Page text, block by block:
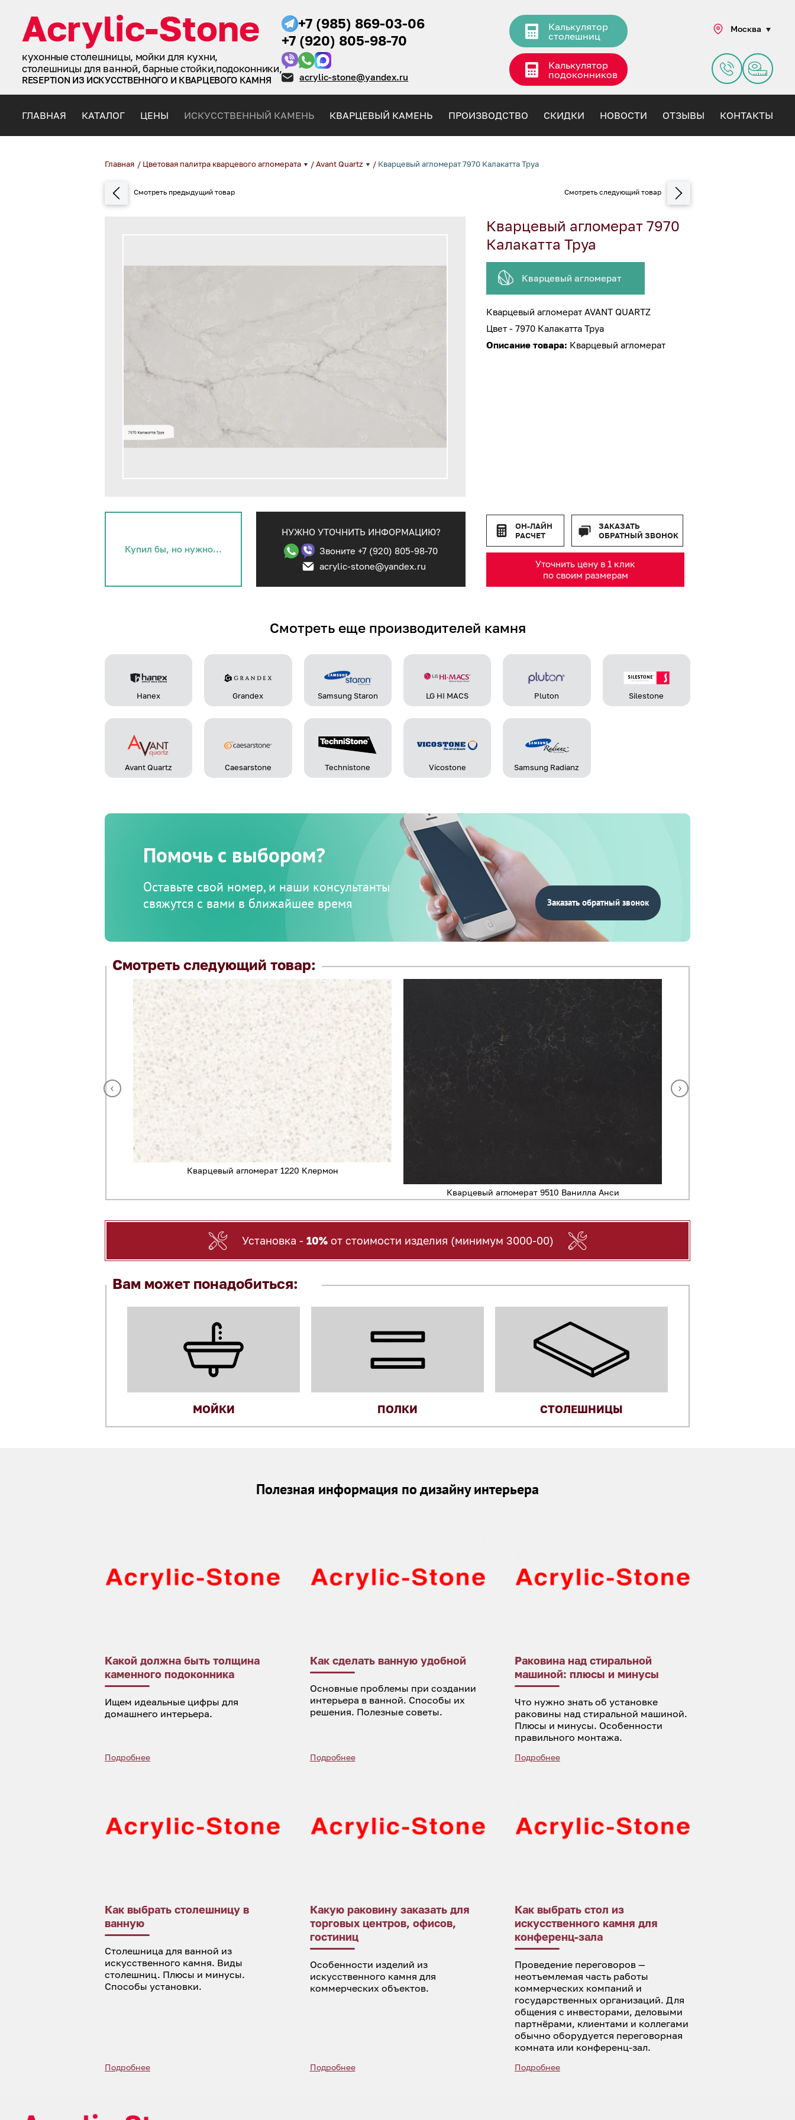
кухонные столешницы, мойки для кухни,
столешницы для ванной, барные стойки,подоконники,
RESEPTION ИЗ ИСКУССТВЕННОГО И КВАРЦЕВОГО КАМНЯ
+7 (985) 869-03-06
+7 (920) 805-98-70
acrylic-stone@yandex.ru
Калькулятор
столешниц
Калькулятор
подоконников
Москва
ГЛАВНАЯ КАТАЛОГ ЦЕНЫ ИСКУССТВЕННЫЙ КАМЕНЬ КВАРЦЕВЫЙ КАМЕНЬ ПРОИЗВОДСТВО СКИДКИ НОВОСТИ ОТЗЫВЫ КОНТАКТЫ
Главная / Цветовая палитра кварцевого агломерата /Avant Quartz / Кварцевый агломерат 7970 Калакатта Труа
Купил бы, но нужно...
НУЖНО УТОЧНИТЬ ИНФОРМАЦИЮ?
Звоните +7 (920) 805-98-70
acrylic-stone@yandex.ru
Кварцевый агломерат 7970
Калакатта Труа
Кварцевый агломерат
Кварцевый агломерат AVANT QUARTZ
Цвет - 7970 Калакатта Труа
Описание товара: Кварцевый агломерат
ОН-ЛАЙН
РАСЧЕТ
ЗАКАЗАТЬ
ОБРАТНЫЙ ЗВОНОК
Уточнить цену в 1 клик
по своим размерам
Смотреть еще производителей камня
Hanex Grandex Samsung Staron LG HI MACS Pluton Silestone
Avant Quartz Caesarstone Technistone Vicostone Samsung Radianz
Помочь с выбором?
Оставьте свой номер, и наши консультанты
свяжутся с вами в ближайшее время
Заказать обратный звонок
Смотреть следующий товар:
Кварцевый агломерат 1220 Клермон
Кварцевый агломерат 9510 Ванилла Анси
Установка - 10%от стоимости изделия (минимум 3000-00)
Вам может понадобиться:
МОЙКИ ПОЛКИ СТОЛЕШНИЦЫ
Полезная информация по дизайну интерьера
Какой должна быть толщина
каменного подоконника
Ищем идеальные цифры для
домашнего интерьера.
Подробнее
Как сделать ванную удобной
Основные проблемы при создании
интерьера в ванной. Способы их
решения. Полезные советы.
Подробнее
Раковина над стиральной
машиной: плюсы и минусы
Что нужно знать об установке
раковины над стиральной машиной.
Плюсы и минусы. Особенности
правильного монтажа.
Подробнее
Как выбрать столешницу в
ванную
Столешница для ванной из
искусственного камня. Виды
столешниц. Плюсы и минусы.
Способы установки.
Подробнее
Какую раковину заказать для
торговых центров, офисов,
гостиниц
Особенности изделий из
искусственного камня для
коммерческих объектов.
Подробнее
Как выбрать стол из
искусственного камня для
конференц-зала
Проведение переговоров —
неотъемлемая часть работы
коммерческих компаний и
государственных организаций. Для
общения с инвесторами, деловыми
партнёрами, клиентами и коллегами
обычно оборудуется переговорная
комната или конференц-зал.
Подробнее